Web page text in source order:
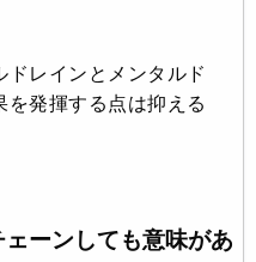
レインとメンタルド
を発揮する点は抑える
ーンしても意味があ